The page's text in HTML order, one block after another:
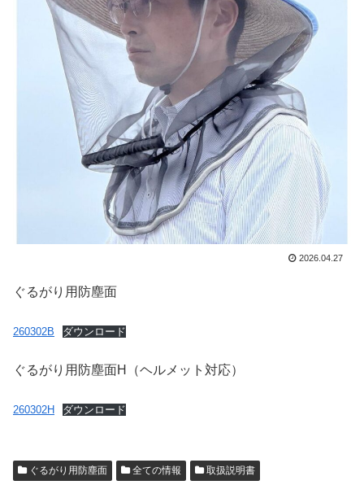
2026.04.27
ぐるがり用防塵面
260302B ダウンロード
ぐるがり用防塵面H（ヘルメット対応）
260302H ダウンロード
ぐるがり用防塵面 全ての情報 取扱説明書